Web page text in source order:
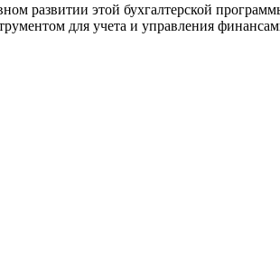
развитии этой бухгалтерской
для учета и управления